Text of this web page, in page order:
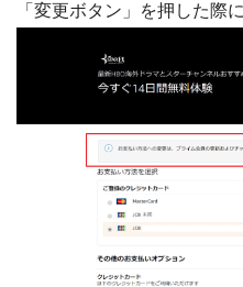
「変更ボタン」を押した際